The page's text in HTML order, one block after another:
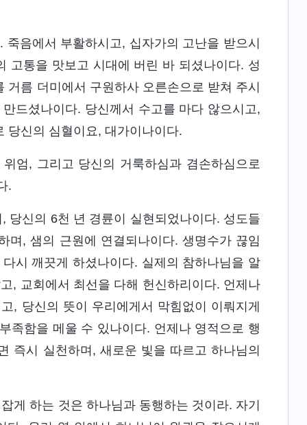
음에서 부활하시고, 십자가의 고난을 받으시
고통을 맛보고 시대에 버린 바 되셨나이다. 성
름 더미에서 구원하사 오른손으로 받쳐 주시
드셨나이다. 당신께서 수고를 마다 않으시고,
당신의 심혈이요, 대가이나이다.
엄, 그리고 당신의 거룩하심과 겸손하심으로
.
당신의 6천 년 경륜이 실현되었나이다. 성도들
며, 샘의 근원에 연결되나이다. 생명수가 끊임
시 깨끗게 하셨나이다. 실제의 참하나님을 알
, 교회에서 최선을 다해 헌신하리이다. 언제나
, 당신의 뜻이 우리에게서 막힘없이 이뤄지게
족함을 메울 수 있나이다. 언제나 영적으로 행
즉시 실천하며, 새로운 빛을 따르고 하나님의
게 하는 것은 하나님과 동행하는 것이라. 자기